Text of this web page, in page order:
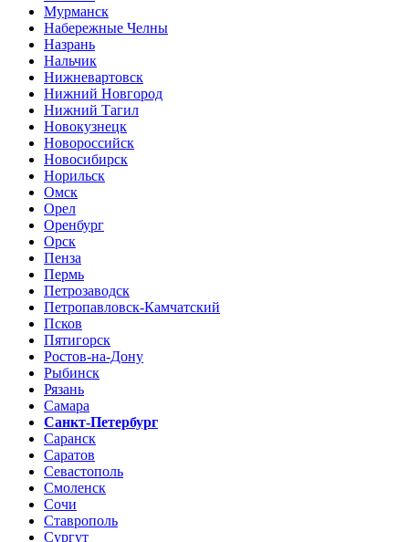
Мурманск
Набережные Челны
Назрань
Нальчик
Нижневартовск
Нижний Новгород
Нижний Тагил
Новокузнецк
Новороссийск
Новосибирск
Норильск
Омск
Орел
Оренбург
Орск
Пенза
Пермь
Петрозаводск
Петропавловск-Камчатский
Псков
Пятигорск
Ростов-на-Дону
Рыбинск
Рязань
Самара
Санкт-Петербург
Саранск
Саратов
Севастополь
Смоленск
Сочи
Ставрополь
Сургут